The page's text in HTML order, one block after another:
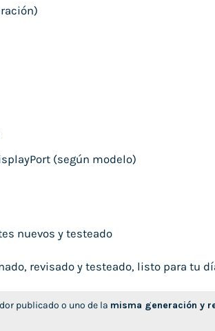
(según modelo)
nuevos y testeado
revisado y testeado, listo para tu
publicado o uno de la misma generación y